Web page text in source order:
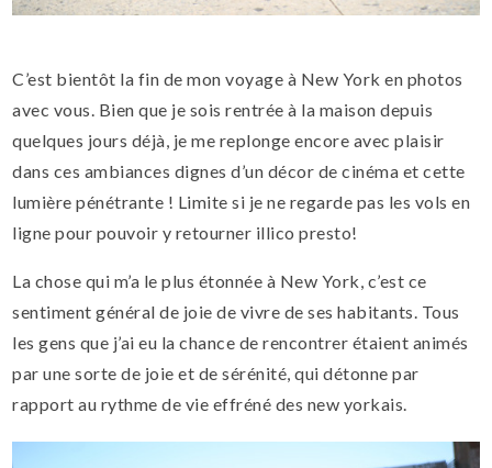
C’est bientôt la fin de mon voyage à New York en photos
avec vous. Bien que je sois rentrée à la maison depuis
quelques jours déjà, je me replonge encore avec plaisir
dans ces ambiances dignes d’un décor de cinéma et cette
lumière pénétrante ! Limite si je ne regarde pas les vols en
ligne pour pouvoir y retourner illico presto!
La chose qui m’a le plus étonnée à New York, c’est ce
sentiment général de joie de vivre de ses habitants. Tous
les gens que j’ai eu la chance de rencontrer étaient animés
par une sorte de joie et de sérénité, qui détonne par
rapport au rythme de vie effréné des new yorkais.